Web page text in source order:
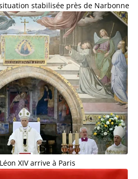
stabilisée près de Narbonne
XIV arrive à Paris